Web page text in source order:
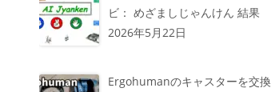
ビ： めざましじゃんけん 結果
2026年5月22日
Ergohumanのキャスターを交換